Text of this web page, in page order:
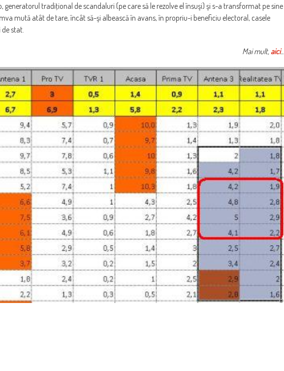
tradiţional de scandaluri (pe care să le rezolve el însuşi) şi s-a transformat pe sine
mută atât de tare, încât să-şi albească în avans, în propriu-i beneficiu electoral, casele
stat.
Mai mult, aici